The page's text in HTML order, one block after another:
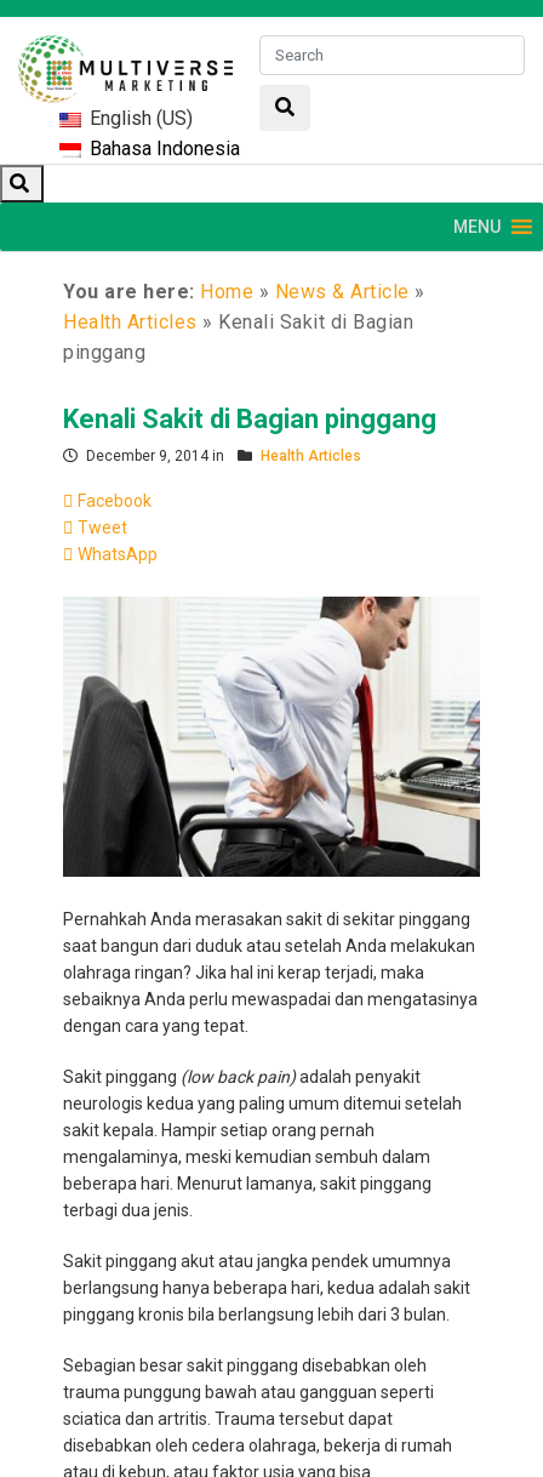
English (US)
Bahasa Indonesia
MENU
You are here: Home » News & Article »
Health Articles » Kenali Sakit di Bagian
pinggang
Kenali Sakit di Bagian pinggang
December 9, 2014 in Health Articles
Facebook
Tweet
WhatsApp
Pernahkah Anda merasakan sakit di sekitar pinggang
saat bangun dari duduk atau setelah Anda melakukan
olahraga ringan? Jika hal ini kerap terjadi, maka
sebaiknya Anda perlu mewaspadai dan mengatasinya
dengan cara yang tepat.
Sakit pinggang (low back pain)adalah penyakit
neurologis kedua yang paling umum ditemui setelah
sakit kepala. Hampir setiap orang pernah
mengalaminya, meski kemudian sembuh dalam
beberapa hari. Menurut lamanya, sakit pinggang
terbagi dua jenis.
Sakit pinggang akut atau jangka pendek umumnya
berlangsung hanya beberapa hari, kedua adalah sakit
pinggang kronis bila berlangsung lebih dari 3 bulan.
Sebagian besar sakit pinggang disebabkan oleh
trauma punggung bawah atau gangguan seperti
sciatica dan artritis. Trauma tersebut dapat
disebabkan oleh cedera olahraga, bekerja di rumah
atau di kebun, atau faktor usia yang bisa